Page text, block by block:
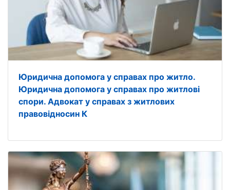
Юридична допомога у справах про житло.
Юридична допомога у справах про житлові
спори. Адвокат у справах з житлових
правовідносин К